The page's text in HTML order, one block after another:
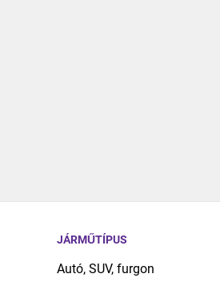
JÁRMŰTÍPUS
Autó, SUV, furgon